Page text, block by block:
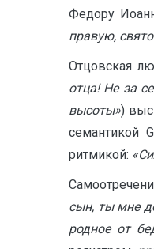
Федору
правую,
Отцовская
отца! Не за
высоты»)
семантикой
ритмикой:
сын, ты мне
родное от